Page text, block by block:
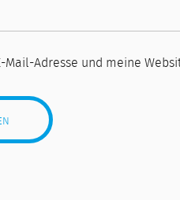
Mail-Adresse und meine